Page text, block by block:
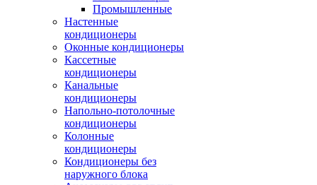
Промышленные
Настенные
кондиционеры
Оконные кондиционеры
Кассетные
кондиционеры
Канальные
кондиционеры
Напольно-потолочные
кондиционеры
Колонные
кондиционеры
Кондиционеры без
наружного блока